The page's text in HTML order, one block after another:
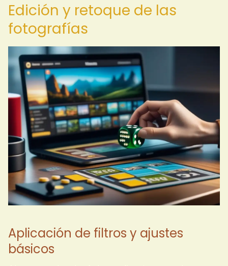
Edición y retoque de las
fotografías
Aplicación de filtros y ajustes
básicos